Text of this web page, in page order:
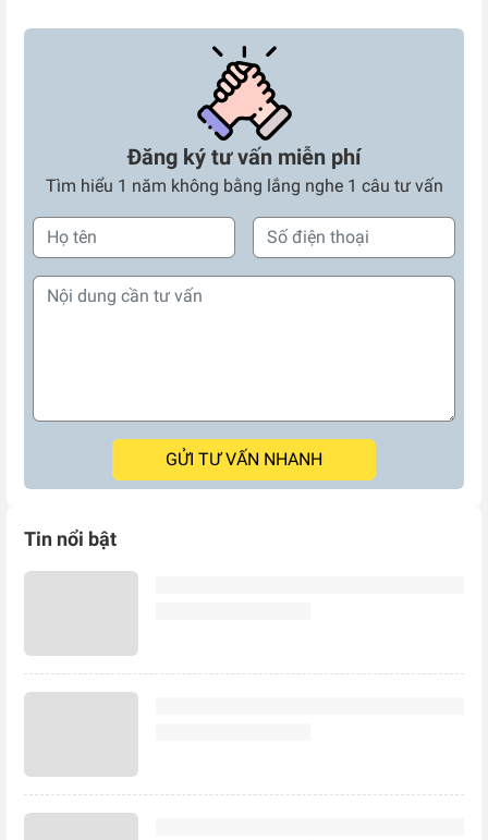
Đăng ký tư vấn miễn phí
Tìm hiểu 1 năm không bằng lắng nghe 1 câu tư vấn
GỬI TƯ VẤN NHANH
Tin nổi bật